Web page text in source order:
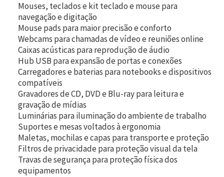
Mouses, teclados e kit teclado e mouse para
navegação e digitação
Mouse pads para maior precisão e conforto
Webcams para chamadas de vídeo e reuniões online
Caixas acústicas para reprodução de áudio
Hub USB para expansão de portas e conexões
Carregadores e baterias para notebooks e dispositivos
compatíveis
Gravadores de CD, DVD e Blu-ray para leitura e
gravação de mídias
Luminárias para iluminação do ambiente de trabalho
Suportes e mesas voltados à ergonomia
Maletas, mochilas e capas para transporte e proteção
Filtros de privacidade para proteção visual da tela
Travas de segurança para proteção física dos
equipamentos